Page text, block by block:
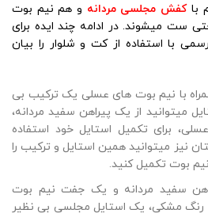
باکفش مجلسی مردانه و هم نیم بوت
ست میشوند. در ادامه چند ایده برای
با استفاده از کت و شلوار را بیان
با نیم بوت های عسلی یک ترکیب بی
میتوانید از یک پیراهن سفید مردانه،
برای تکمیل استایل خود استفاده
نیز میتوانید همین استایل و ترکیب را
بوت تکمیل کنید.
سفید مردانه و یک جفت نیم بوت
مشکی، یک استایل مجلسی بی نظیر